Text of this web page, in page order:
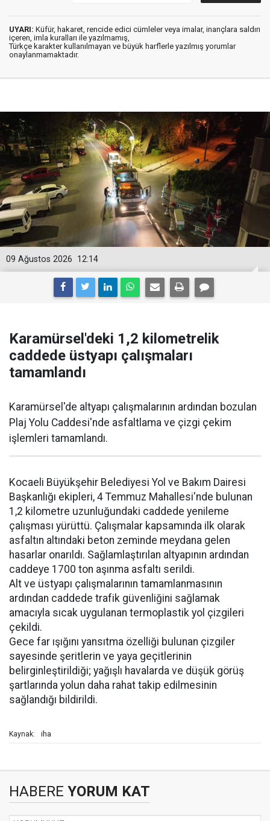
UYARI: Küfür, hakaret, rencide edici cümleler veya imalar, inançlara saldırı
içeren, imla kuralları ile yazılmamış,
Türkçe karakter kullanılmayan ve büyük harflerle yazılmış yorumlar
onaylanmamaktadır.
12:14
09 Ağustos 2026
Karamürsel'deki 1,2 kilometrelik
caddede üstyapı çalışmaları
tamamlandı
Karamürsel'de altyapı çalışmalarının ardından bozulan
Plaj Yolu Caddesi'nde asfaltlama ve çizgi çekim
işlemleri tamamlandı.
Kocaeli Büyükşehir Belediyesi Yol ve Bakım Dairesi
Başkanlığı ekipleri, 4 Temmuz Mahallesi'nde bulunan
1,2 kilometre uzunluğundaki caddede yenileme
çalışması yürüttü. Çalışmalar kapsamında ilk olarak
asfaltın altındaki beton zeminde meydana gelen
hasarlar onarıldı. Sağlamlaştırılan altyapının ardından
caddeye 1700 ton aşınma asfaltı serildi.
Alt ve üstyapı çalışmalarının tamamlanmasının
ardından caddede trafik güvenliğini sağlamak
amacıyla sıcak uygulanan termoplastik yol çizgileri
çekildi.
Gece far ışığını yansıtma özelliği bulunan çizgiler
sayesinde şeritlerin ve yaya geçitlerinin
belirginleştirildiği; yağışlı havalarda ve düşük görüş
şartlarında yolun daha rahat takip edilmesinin
sağlandığı bildirildi.
Kaynak: iha
HABERE YORUM KAT